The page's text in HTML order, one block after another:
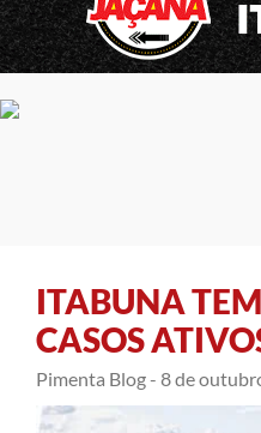
ITABUNA
CASOS
Pimenta Blog - 8 de